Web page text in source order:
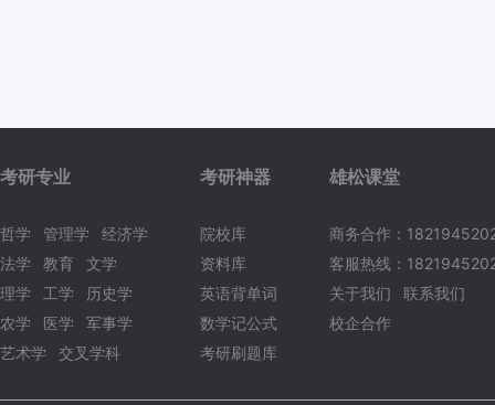
考研专业
哲学 管理学
经济学
法学
教育
文学
理学
工学
历史学
农学
医学
军事学
艺术学
交叉学科
考研神器
院校库
资料库
英语背单词
数学记公式
考研刷题库
雄松课堂
商务合作：
客服热线：
关于我们
联系我们
校企合作